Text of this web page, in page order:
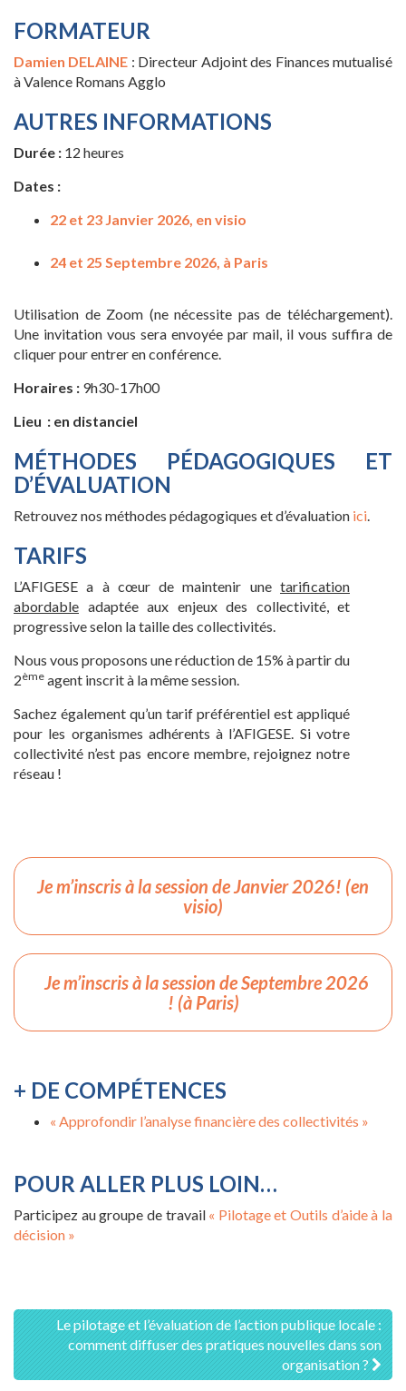
FORMATEUR
Damien DELAINE : Directeur Adjoint des Finances mutualisé
à Valence Romans Agglo
AUTRES INFORMATIONS
Durée : 12 heures
Dates :
22 et 23 Janvier 2026, en visio
24 et 25 Septembre 2026, à Paris
Utilisation de Zoom (ne nécessite pas de téléchargement).
Une invitation vous sera envoyée par mail, il vous suffira de
cliquer pour entrer en conférence.
Horaires : 9h30-17h00
Lieu : en distanciel
MÉTHODES PÉDAGOGIQUES ET
D’ÉVALUATION
Retrouvez nos méthodes pédagogiques et d’évaluation ici.
TARIFS
L’AFIGESE a à cœur de maintenir une tarification
abordable adaptée aux enjeux des collectivité, et
progressive selon la taille des collectivités.
Nous vous proposons une réduction de 15% à partir du
2ème agent inscrit à la même session.
Sachez également qu’un tarif préférentiel est appliqué
pour les organismes adhérents à l’AFIGESE. Si votre
collectivité n’est pas encore membre, rejoignez notre
réseau !
Je m’inscris à la session de Janvier 2026! (en
visio)
Je m’inscris à la session de Septembre 2026
! (à Paris)
+ DE COMPÉTENCES
« Approfondir l’analyse financière des collectivités »
POUR ALLER PLUS LOIN…
Participez au groupe de travail « Pilotage et Outils d’aide à la
décision »
Navigation
Le pilotage et l’évaluation de l’action publique locale :
comment diffuser des pratiques nouvelles dans son
organisation ?